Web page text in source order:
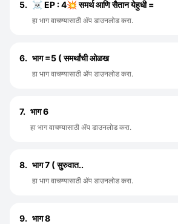
5. ☠️ EP : 4💥 समर्थ आणि सैतान येहुधी =
हा भाग वाचण्यासाठी ॲप डाउनलोड करा.
6. भाग =5 ( समर्थांची ओळख
हा भाग वाचण्यासाठी ॲप डाउनलोड करा.
7. भाग 6
हा भाग वाचण्यासाठी ॲप डाउनलोड करा.
8. भाग 7 ( सुरुवात..
हा भाग वाचण्यासाठी ॲप डाउनलोड करा.
9. भाग 8